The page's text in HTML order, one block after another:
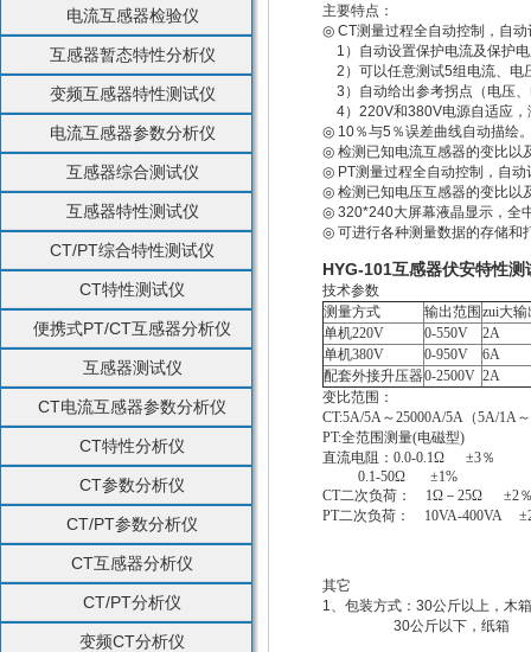
电流互感器检验仪
互感器暂态特性分析仪
变频互感器特性测试仪
电流互感器参数分析仪
互感器综合测试仪
互感器特性测试仪
CT/PT综合特性测试仪
CT特性测试仪
便携式PT/CT互感器分析仪
互感器测试仪
CT电流互感器参数分析仪
CT特性分析仪
CT参数分析仪
CT/PT参数分析仪
CT互感器分析仪
CT/PT分析仪
变频CT分析仪
主要特点：
◎ CT测量过程全自动控制，自
1）自动设置保护电流及保护
2）可以任意测试5组电流、电
3）自动给出参考拐点（电压
4）220V和380V电源自适应，
◎ 10％与5％误差曲线自动描绘
◎ 检测已知电流互感器的变比以
◎ PT测量过程全自动控制，自
◎ 检测已知电压互感器的变比以
◎ 320*240大屏幕液晶显示，全
◎ 可进行各种测量数据的存储和
HYG-101互感器伏安特性测
技术参数
测量方式
输出范围 zui大
单机220V 0-550V
2A
单机380V 0-950V
6A
配套外接升压器0-2500V 2A
变比范围：
CT:5A/5A～25000A/5A（5A/
PT:全范围测量(电磁型)
直流电阻：0.0-0.1Ω ±3％
0.1-50Ω ±1%
CT二次负荷： 1Ω－25Ω ±2
PT二次负荷： 10VA-400VA
其它
1、包装方式：30公斤以上，木箱
30公斤以下，纸箱